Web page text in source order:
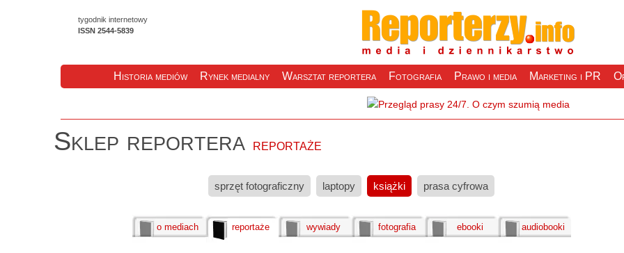
Historia mediów Rynek medialny Warsztat reportera Fotografia Prawo i media Marketing i PR
tygodnik internetowy
ISSN 2544-5839
Sklep reportera reportaże
sprzęt fotograficzny laptopy książki prasa cyfrowa
o mediach reportaże wywiady fotografia ebooki audiobooki